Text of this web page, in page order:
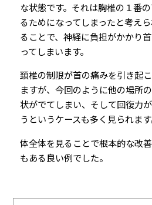
な状態です。それは胸椎の１番
るためになってしまったと考え
ることで、神経に負担がかかり
ってしまいます。
頚椎の制限が首の痛みを引き起
ますが、今回のように他の場所
状がでてしまい、そして回復力
うというケースも多く見られます
体全体を見ることで根本的な改
もある良い例でした。